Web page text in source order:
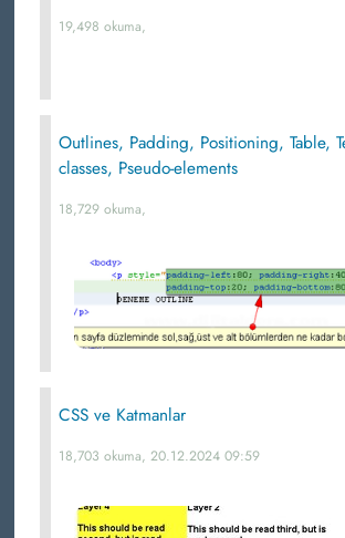
19,498 okuma,
Outlines, Padding, Positioning, Table,
classes, Pseudo-elements
18,729 okuma,
CSS ve Katmanlar
18,703 okuma, 20.12.2024 09:59